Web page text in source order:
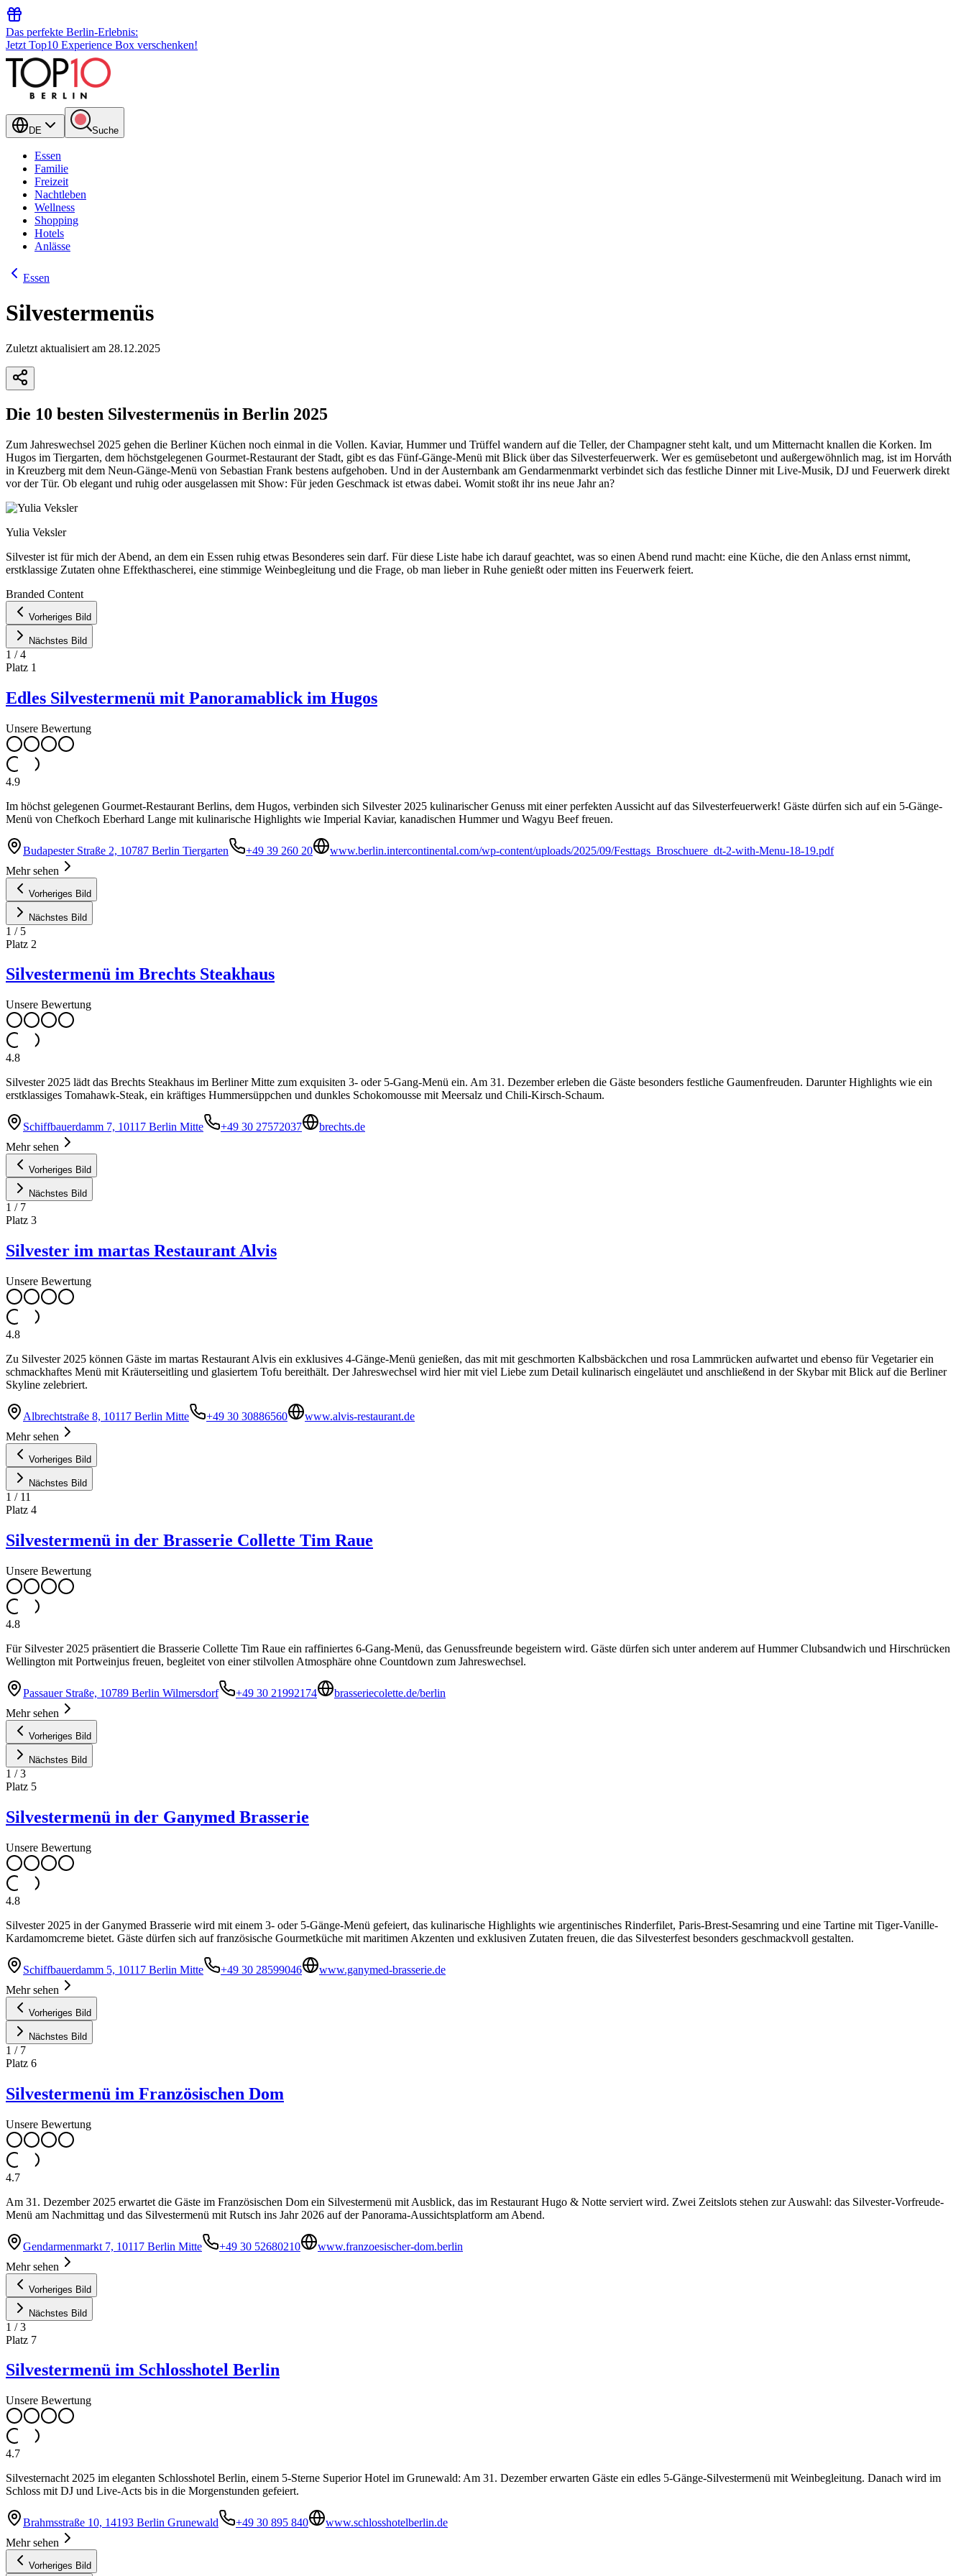
Das perfekte Berlin-Erlebnis:
Jetzt Top10 Experience Box verschenken!
DE Suche
Essen
Familie
Freizeit
Nachtleben
Wellness
Shopping
Hotels
Anlässe
Essen
Silvestermenüs
Zuletzt aktualisiert am 28.12.2025
Die 10 besten Silvestermenüs in Berlin 2025
Zum Jahreswechsel 2025 gehen die Berliner Küchen noch einmal in die Vollen. Kaviar, Hummer und Trüffel wandern auf die Teller, der Champagner steht kalt, und um Mitternacht knallen die Korken. Im
Hugos im Tiergarten, dem höchstgelegenen Gourmet-Restaurant der Stadt, gibt es das Fünf-Gänge-Menü mit Blick über das Silvesterfeuerwerk. Wer es gemüsebetont und außergewöhnlich mag, ist im Horváth
in Kreuzberg mit dem Neun-Gänge-Menü von Sebastian Frank bestens aufgehoben. Und in der Austernbank am Gendarmenmarkt verbindet sich das festliche Dinner mit Live-Musik, DJ und Feuerwerk direkt
vor der Tür. Ob elegant und ruhig oder ausgelassen mit Show: Für jeden Geschmack ist etwas dabei. Womit stoßt ihr ins neue Jahr an?
Yulia Veksler
Silvester ist für mich der Abend, an dem ein Essen ruhig etwas Besonderes sein darf. Für diese Liste habe ich darauf geachtet, was so einen Abend rund macht: eine Küche, die den Anlass ernst nimmt,
erstklassige Zutaten ohne Effekthascherei, eine stimmige Weinbegleitung und die Frage, ob man lieber in Ruhe genießt oder mitten ins Feuerwerk feiert.
+
−
Branded Content
Vorheriges Bild
Nächstes Bild
1 /4
Platz 1
Edles Silvestermenü mit Panoramablick im Hugos
Unsere Bewertung
4.9
Im höchst gelegenen Gourmet-Restaurant Berlins, dem Hugos, verbinden sich Silvester 2025 kulinarischer Genuss mit einer perfekten Aussicht auf das Silvesterfeuerwerk! Gäste dürfen sich auf ein 5-Gänge-
Menü von Chefkoch Eberhard Lange mit kulinarische Highlights wie Imperial Kaviar, kanadischen Hummer und Wagyu Beef freuen.
Budapester Straße 2, 10787 Berlin Tiergarten +49 39 260 20
www.berlin.intercontinental.com/wp-content/uploads/2025/09/Festtags_Broschuere_dt-2-with-Menu-18-19.pdf
Mehr sehen
Vorheriges Bild
Nächstes Bild
1 / 5
Platz 2
Silvestermenü im Brechts Steakhaus
Unsere Bewertung
4.8
Silvester 2025 lädt das Brechts Steakhaus im Berliner Mitte zum exquisiten 3- oder 5-Gang-Menü ein. Am 31. Dezember erleben die Gäste besonders festliche Gaumenfreuden. Darunter Highlights wie ein
erstklassiges Tomahawk-Steak, ein kräftiges Hummersüppchen und dunkles Schokomousse mit Meersalz und Chili-Kirsch-Schaum.
Schiffbauerdamm 7, 10117 Berlin Mitte +49 30 27572037
brechts.de
Mehr sehen
Vorheriges Bild
Nächstes Bild
1 / 7
Platz 3
Silvester im martas Restaurant Alvis
Unsere Bewertung
4.8
Zu Silvester 2025 können Gäste im martas Restaurant Alvis ein exklusives 4-Gänge-Menü genießen, das mit mit geschmorten Kalbsbäckchen und rosa Lammrücken aufwartet und ebenso für Vegetarier ein
schmackhaftes Menü mit Kräuterseitling und glasiertem Tofu bereithält. Der Jahreswechsel wird hier mit viel Liebe zum Detail kulinarisch eingeläutet und anschließend in der Skybar mit Blick auf die Berliner
Skyline zelebriert.
Albrechtstraße 8, 10117 Berlin Mitte +49 30 30886560
www.alvis-restaurant.de
Mehr sehen
Vorheriges Bild
Nächstes Bild
1 / 11
Platz 4
Silvestermenü in der Brasserie Collette Tim Raue
Unsere Bewertung
4.8
Für Silvester 2025 präsentiert die Brasserie Collette Tim Raue ein raffiniertes 6-Gang-Menü, das Genussfreunde begeistern wird. Gäste dürfen sich unter anderem auf Hummer Clubsandwich und Hirschrücken
Wellington mit Portweinjus freuen, begleitet von einer stilvollen Atmosphäre ohne Countdown zum Jahreswechsel.
Passauer Straße, 10789 Berlin Wilmersdorf +49 30 21992174
brasseriecolette.de/berlin
Mehr sehen
Vorheriges Bild
Nächstes Bild
1 /3
Platz 5
Silvestermenü in der Ganymed Brasserie
Unsere Bewertung
4.8
Silvester 2025 in der Ganymed Brasserie wird mit einem 3- oder 5-Gänge-Menü gefeiert, das kulinarische Highlights wie argentinisches Rinderfilet, Paris-Brest-Sesamring und eine Tartine mit Tiger-Vanille-
Kardamomcreme bietet. Gäste dürfen sich auf französische Gourmetküche mit maritimen Akzenten und exklusiven Zutaten freuen, die das Silvesterfest besonders geschmackvoll gestalten.
Schiffbauerdamm 5, 10117 Berlin Mitte +49 30 28599046
www.ganymed-brasserie.de
Mehr sehen
Vorheriges Bild
Nächstes Bild
1 / 7
Platz 6
Silvestermenü im Französischen Dom
Unsere Bewertung
4.7
Am 31. Dezember 2025 erwartet die Gäste im Französischen Dom ein Silvestermenü mit Ausblick, das im Restaurant Hugo & Notte serviert wird. Zwei Zeitslots stehen zur Auswahl: das Silvester-Vorfreude-
Menü am Nachmittag und das Silvestermenü mit Rutsch ins Jahr 2026 auf der Panorama-Aussichtsplatform am Abend.
Gendarmenmarkt 7, 10117 Berlin Mitte +49 30 52680210
www.franzoesischer-dom.berlin
Mehr sehen
Vorheriges Bild
Nächstes Bild
1 /3
Platz 7
Silvestermenü im Schlosshotel Berlin
Unsere Bewertung
4.7
Silvesternacht 2025 im eleganten Schlosshotel Berlin, einem 5-Sterne Superior Hotel im Grunewald: Am 31. Dezember erwarten Gäste ein edles 5-Gänge-Silvestermenü mit Weinbegleitung. Danach wird im
Schloss mit DJ und Live-Acts bis in die Morgenstunden gefeiert.
Brahmsstraße 10, 14193 Berlin Grunewald +49 30 895 840
www.schlosshotelberlin.de
Mehr sehen
Vorheriges Bild